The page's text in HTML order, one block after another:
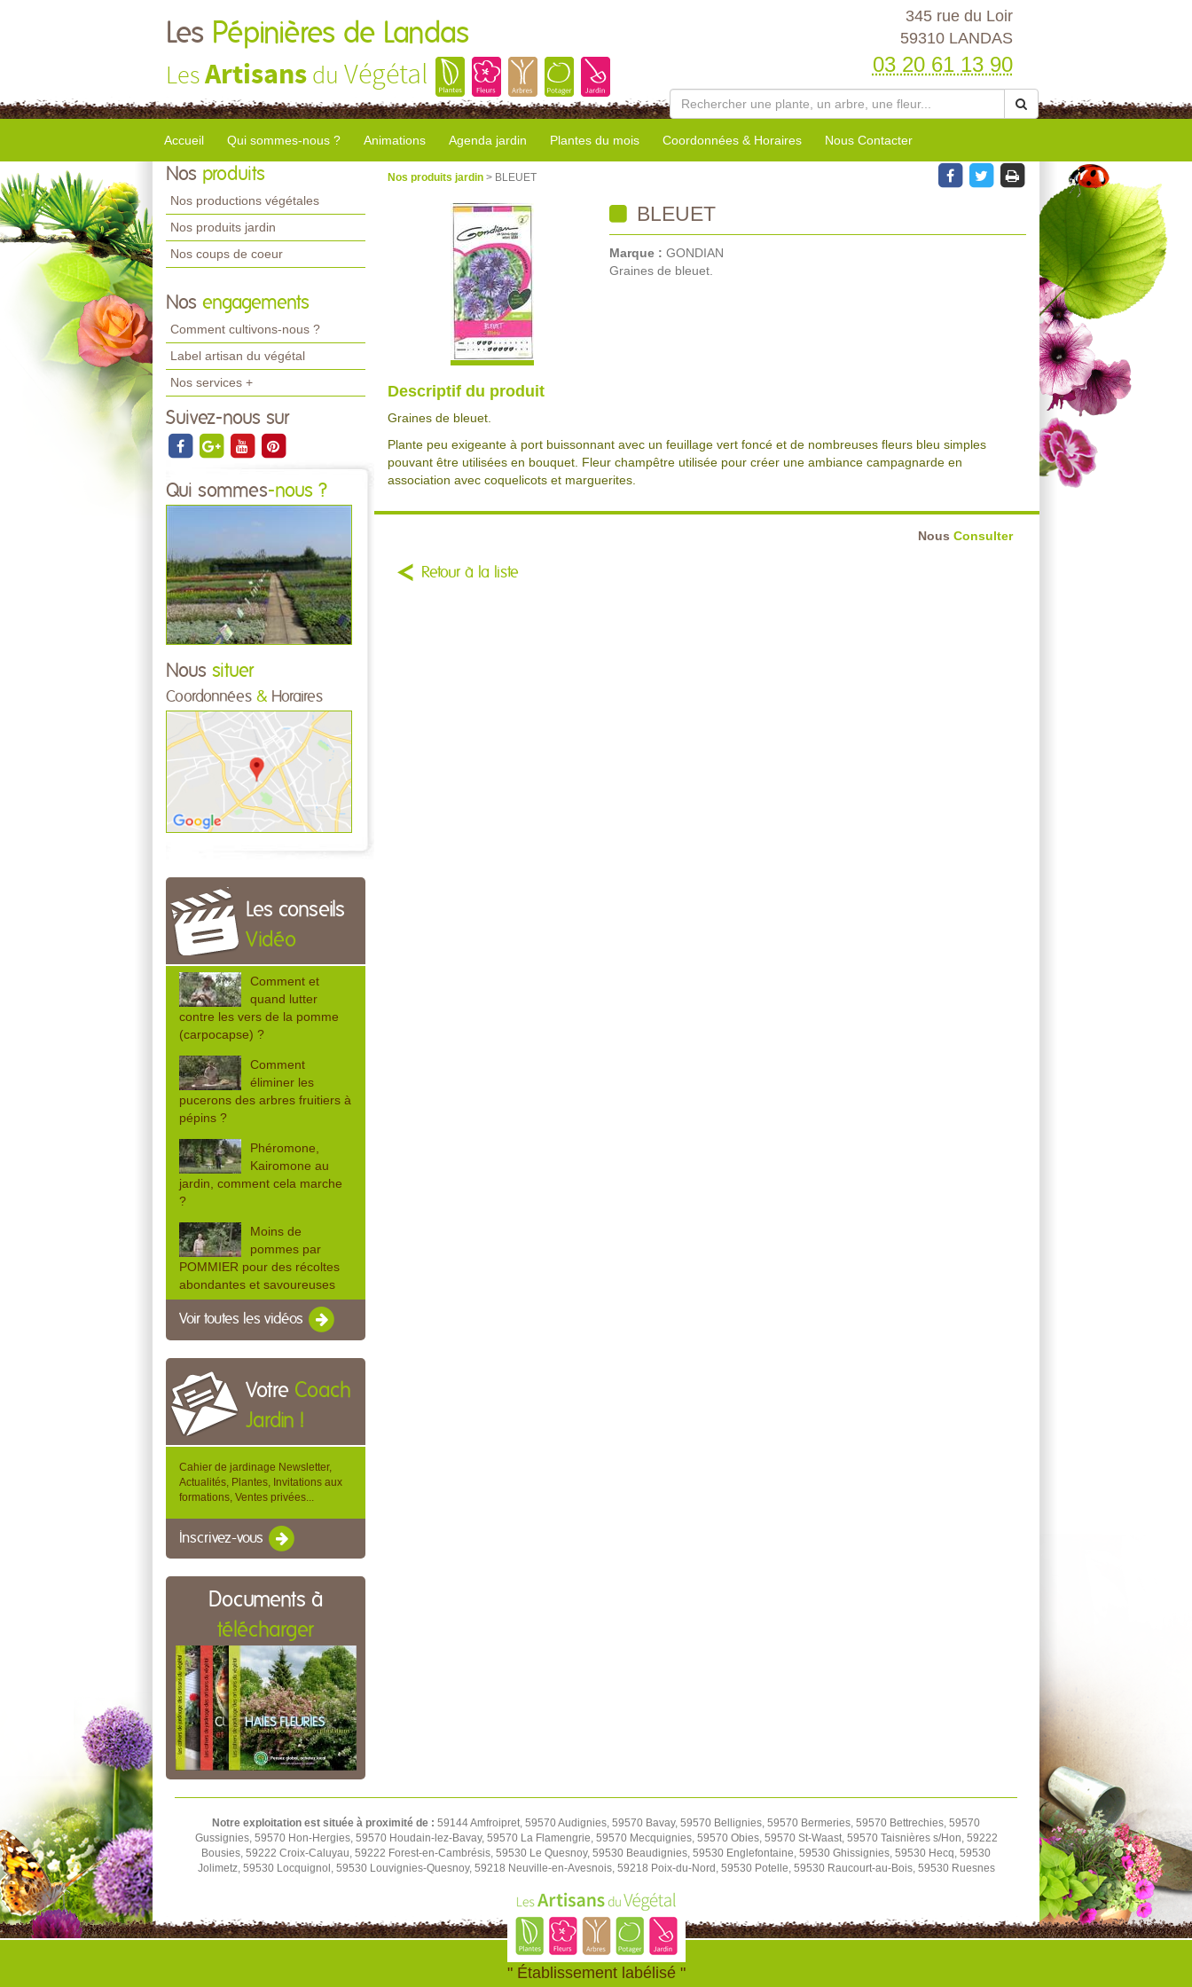
Les Pépinières de Landas
LesArtisans du Végétal
345 rue du Loir
59310 LANDAS
03 20 61 13 90
Accueil Qui sommes-nous ? Animations Agenda jardin Plantes du mois Coordonnées & Horaires Nous Contacter
Nos produits
Nos productions végétales
Nos produits jardin
Nos coups de coeur
Nos engagements
Comment cultivons-nous ?
Label artisan du végétal
Nos services +
Suivez-nous sur
Qui sommes-nous ?
Nous situer
Coordonnées & Horaires
Les conseils
Vidéo
Comment et
quand lutter
contre les vers de la pomme
(carpocapse) ?
Comment
éliminer les
pucerons des arbres fruitiers à
pépins ?
Phéromone,
Kairomone au
jardin, comment cela marche
?
Moins de
pommes par
POMMIER pour des récoltes
abondantes et savoureuses
Voir toutes les vidéos
Votre Coach
Jardin !
Cahier de jardinage Newsletter,
Actualités, Plantes, Invitations aux
formations, Ventes privées...
Inscrivez-vous
Documents à
télécharger
Nos produits jardin > BLEUET
BLEUET
Marque : GONDIAN
Graines de bleuet.
Descriptif du produit
Graines de bleuet.
Plante peu exigeante à port buissonnant avec un feuillage vert foncé et de nombreuses fleurs bleu simples
pouvant être utilisées en bouquet. Fleur champêtre utilisée pour créer une ambiance campagnarde en
association avec coquelicots et marguerites.
Nous Consulter
Retour à la liste
Notre exploitation est située à proximité de : 59144 Amfroipret, 59570 Audignies, 59570 Bavay, 59570 Bellignies, 59570 Bermeries, 59570 Bettrechies, 59570
Gussignies, 59570 Hon-Hergies, 59570 Houdain-lez-Bavay, 59570 La Flamengrie, 59570 Mecquignies, 59570 Obies, 59570 St-Waast, 59570 Taisnières s/Hon, 59222
Bousies, 59222 Croix-Caluyau, 59222 Forest-en-Cambrésis, 59530 Le Quesnoy, 59530 Beaudignies, 59530 Englefontaine, 59530 Ghissignies, 59530 Hecq, 59530
Jolimetz, 59530 Locquignol, 59530 Louvignies-Quesnoy, 59218 Neuville-en-Avesnois, 59218 Poix-du-Nord, 59530 Potelle, 59530 Raucourt-au-Bois, 59530 Ruesnes
" Établissement labélisé "